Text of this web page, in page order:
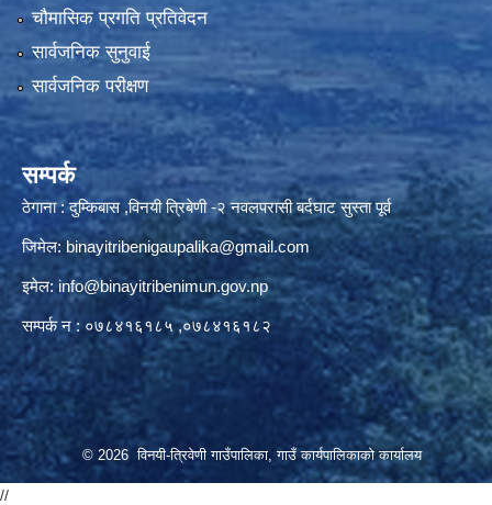
चौमासिक प्रगति प्रतिवेदन
सार्वजनिक सुनुवाई
सार्वजनिक परीक्षण
सम्पर्क
ठेगाना : दुम्किबास ,विनयी त्रिबेणी -२ नवलपरासी बर्दघाट सुस्ता पूर्व
जिमेल: binayitribenigaupalika@gmail.com
इमेल: info@binayitribenimun.gov.np
सम्पर्क न : ०७८४१६१८५ ,०७८४१६१८२
© 2026 विनयी-त्रिवेणी गाउँपालिका, गाउँ कार्यपालिकाको कार्यालय
//